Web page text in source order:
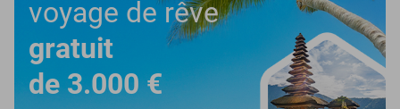
voyage de rêve
gratuit
de 3.000 €